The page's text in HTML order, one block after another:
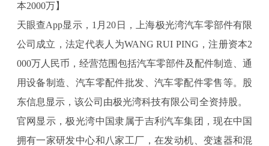
本2000万】
天眼查App显示，1月20日，上海极光湾汽车零部件有限
公司成立，法定代表人为WANG RUI PING，注册资本2
000万人民币，经营范围包括汽车零部件及配件制造、通
用设备制造、汽车零配件批发、汽车零配件零售等。股
东信息显示，该公司由极光湾科技有限公司全资持股。
官网显示，极光湾中国隶属于吉利汽车集团，现在中国
拥有一家研发中心和八家工厂，在发动机、变速器和混